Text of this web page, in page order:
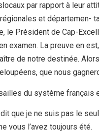
par rapport à leur
et départemen-
le Président de Cap-
examen. La preuve en
de notre destinée.
que nous
du système français
que je ne suis pas le
vous l’avez toujours été.